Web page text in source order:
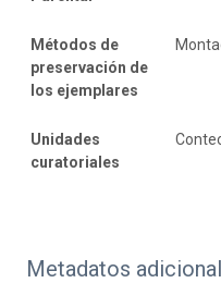
Métodos de
preservación de
los ejemplares
Unidades
curatoriales
Metadatos